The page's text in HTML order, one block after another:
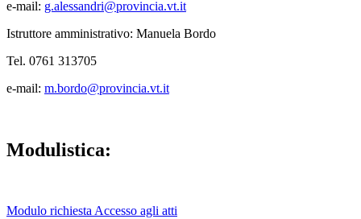
e-mail: g.alessandri@provincia.vt.it
Istruttore amministrativo: Manuela Bordo
Tel. 0761 313705
e-mail: m.bordo@provincia.vt.it
Modulistica:
Modulo richiesta Accesso agli atti